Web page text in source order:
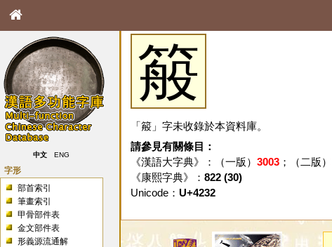
中文 ENG
字形
部首索引
筆畫索引
甲骨部件表
金文部件表
形義源流通解
䈲
「䈲」字未收錄於本資料庫。
請參見有關條目：
《漢語大字典》：（一版） 3003；（二版）
《康熙字典》： 822 (30)
Unicode： U+4232